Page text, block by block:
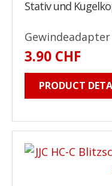
Stativ und
3.90 CHF
PRODUCT